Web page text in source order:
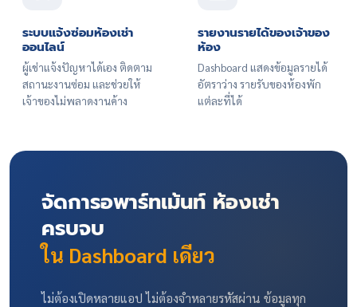
ระบบแจ้งซ่อมห้องเช่า
ออนไลน์
ผู้เช่าแจ้งปัญหาได้เอง ติดตาม
สถานะงานซ่อม และช่วยให้
เจ้าของไม่พลาดงานค้าง
รายงานรายได้ของเจ้าของ
ห้อง
Dashboard แสดงข้อมูลรายได้
อัตราว่าง รายรับของห้องพัก
แต่ละที่ได้
จัดการอพาร์ทเม้นท์ ห้องเช่า
ครบจบ
ใน Dashboard เดียว
ไม่ต้องเปิดหลายแอป ไม่ต้องจำหลายรหัสผ่าน ข้อมูลทุก